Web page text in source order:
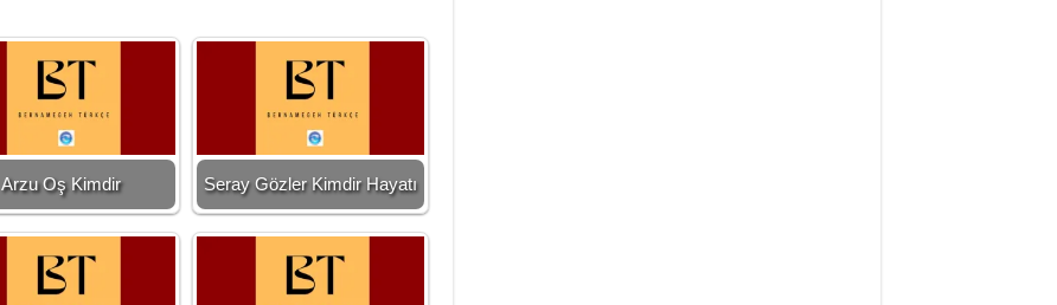
Arzu Oş Kimdir Seray Gözler Kimdir Hayatı